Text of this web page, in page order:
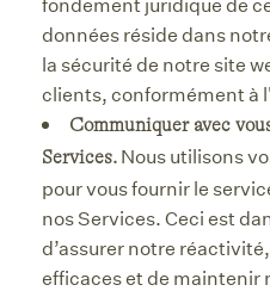
données réside dans
la sécurité de notre site
clients, conformément à
Communiquer avec
Services. Nous utilisons
pour vous fournir le
nos Services. Ceci est
d’assurer notre
efficaces et de maintenir